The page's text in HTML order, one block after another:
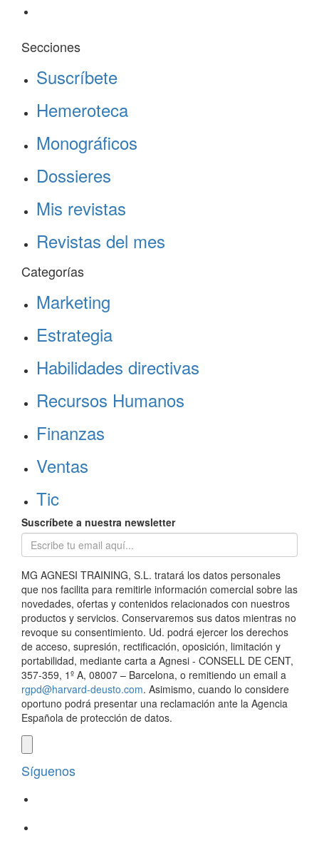
Secciones
Suscríbete
Hemeroteca
Monográficos
Dossieres
Mis revistas
Revistas del mes
Categorías
Marketing
Estrategia
Habilidades directivas
Recursos Humanos
Finanzas
Ventas
Tic
Suscríbete a nuestra newsletter
MG AGNESI TRAINING, S.L. tratará los datos personales
que nos facilita para remitirle información comercial sobre las
novedades, ofertas y contenidos relacionados con nuestros
productos y servicios. Conservaremos sus datos mientras no
revoque su consentimiento. Ud. podrá ejercer los derechos
de acceso, supresión, rectificación, oposición, limitación y
portabilidad, mediante carta a Agnesi - CONSELL DE CENT,
357-359, 1º A, 08007 – Barcelona, o remitiendo un email a
rgpd@harvard-deusto.com. Asimismo, cuando lo considere
oportuno podrá presentar una reclamación ante la Agencia
Española de protección de datos.
Síguenos